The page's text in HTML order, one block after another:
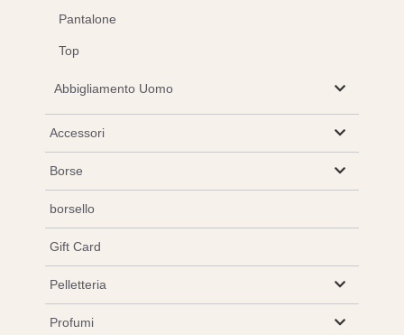
Pantalone
Top
Abbigliamento Uomo
Accessori
Borse
borsello
Gift Card
Pelletteria
Profumi